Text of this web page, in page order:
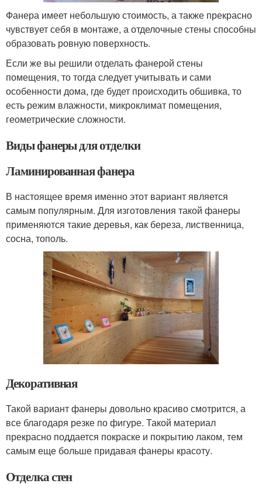
Фанера имеет небольшую стоимость, а также прекрасно
чувствует себя в монтаже, а отделочные стены способны
образовать ровную поверхность.
Если же вы решили отделать фанерой стены
помещения, то тогда следует учитывать и сами
особенности дома, где будет происходить обшивка, то
есть режим влажности, микроклимат помещения,
геометрические сложности.
Виды фанеры для отделки
Ламинированная фанера
В настоящее время именно этот вариант является
самым популярным. Для изготовления такой фанеры
применяются такие деревья, как береза, лиственница,
сосна, тополь.
Декоративная
Такой вариант фанеры довольно красиво смотрится, а
все благодаря резке по фигуре. Такой материал
прекрасно поддается покраске и покрытию лаком, тем
самым еще больше придавая фанеры красоту.
Отделка стен